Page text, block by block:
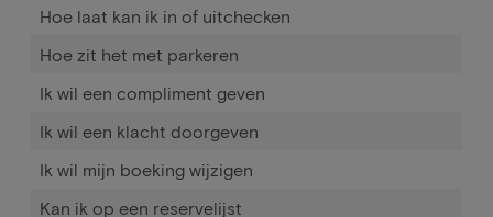
Hoe laat kan ik in of uitchecken
Hoe zit het met parkeren
Ik wil een compliment geven
Ik wil een klacht doorgeven
Ik wil mijn boeking wijzigen
Kan ik op een reservelijst